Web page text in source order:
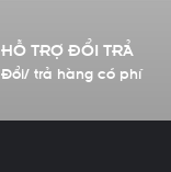
HỖ TRỢ ĐỔI TRẢ
Đổi/ trả hàng có phí